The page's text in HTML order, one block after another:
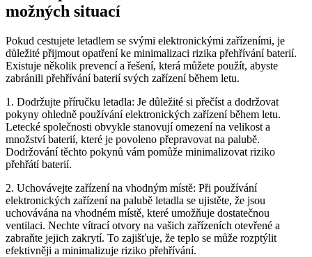
možných situací
Pokud cestujete letadlem se svými elektronickými zařízeními, je
důležité přijmout opatření ke minimalizaci rizika přehřívání baterií.
Existuje několik prevencí a řešení, která můžete použít, abyste
zabránili přehřívání baterií svých zařízení během letu.
1. Dodržujte příručku letadla: Je důležité si přečíst a dodržovat
pokyny ohledně používání elektronických zařízení během letu.
Letecké společnosti obvykle stanovují omezení na velikost a
množství baterií, které je povoleno přepravovat na palubě.
Dodržování těchto pokynů vám pomůže minimalizovat riziko
přehřátí baterií.
2. Uchovávejte zařízení na vhodným místě: Při používání
elektronických zařízení na palubě letadla se ujistěte, že jsou
uchovávána na vhodném místě, které umožňuje dostatečnou
ventilaci. Nechte vítrací otvory na vašich zařízeních otevřené a
zabraňte jejich zakrytí. To zajišťuje, že teplo se může rozptýlit
efektivněji a minimalizuje riziko přehřívání.